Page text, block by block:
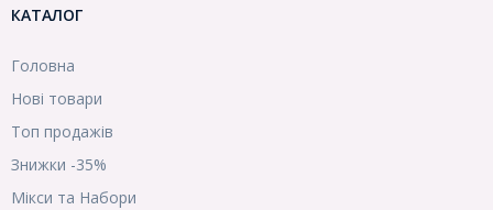
КАТАЛОГ
Головна
Нові товари
Топ продажів
Знижки -35%
Мікси та Набори